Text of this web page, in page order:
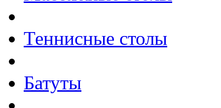
Теннисные столы
Батуты